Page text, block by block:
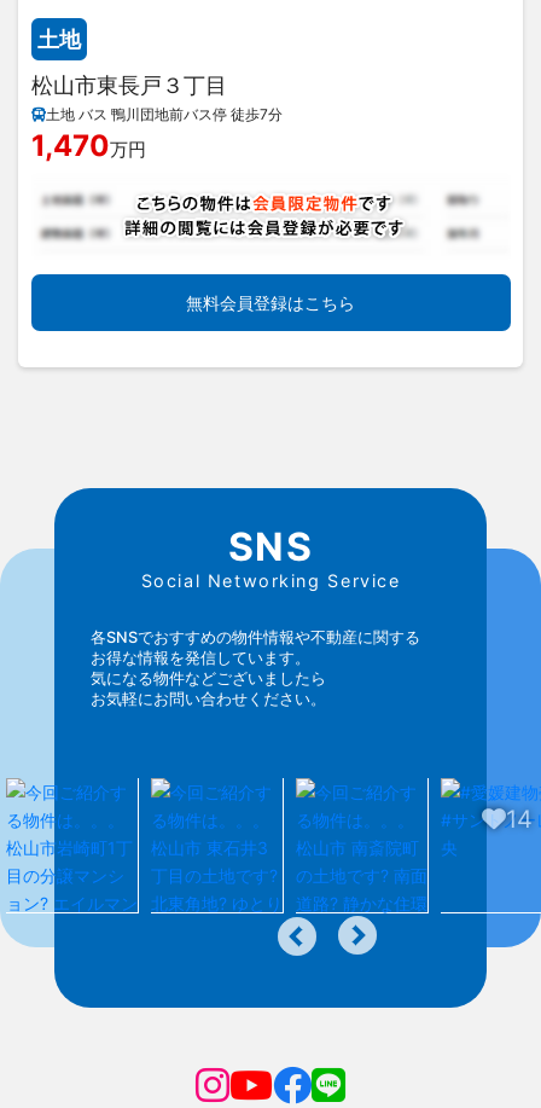
土地
松山市東長戸３丁目
土地 バス 鴨川団地前バス停 徒歩7分
1,470万円
無料会員登録はこちら
14
SNS
Social Networking Service
各SNSでおすすめの物件情報や不動産に関する
お得な情報を発信しています。
気になる物件などございましたら
お気軽にお問い合わせください。